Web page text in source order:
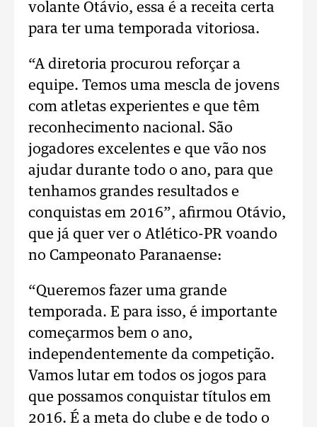
volante Otávio, essa é a receita certa
para ter uma temporada vitoriosa.
“A diretoria procurou reforçar a
equipe. Temos uma mescla de jovens
com atletas experientes e que têm
reconhecimento nacional. São
jogadores excelentes e que vão nos
ajudar durante todo o ano, para que
tenhamos grandes resultados e
conquistas em 2016”, afirmou Otávio,
que já quer ver o Atlético-PR voando
no Campeonato Paranaense:
“Queremos fazer uma grande
temporada. E para isso, é importante
começarmos bem o ano,
independentemente da competição.
Vamos lutar em todos os jogos para
que possamos conquistar títulos em
2016. É a meta do clube e de todo o